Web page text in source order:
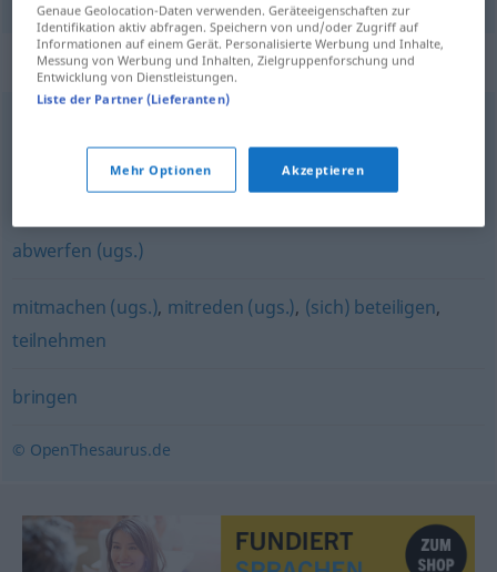
Synonyme für "einbringen"
verdienen
abwerfen (ugs.)
mitmachen (ugs.), mitreden (ugs.), (sich) beteiligen,
teilnehmen
bringen
© OpenThesaurus.de
Genaue Geolocation-Daten verwenden. Geräteeigenschaften zur
Identifikation aktiv abfragen. Speichern von und/oder Zugriff auf
Informationen auf einem Gerät. Personalisierte Werbung und Inhalte,
Messung von Werbung und Inhalten, Zielgruppenforschung und
Entwicklung von Dienstleistungen.
Liste der Partner (Lieferanten)
Mehr Optionen Akzeptieren